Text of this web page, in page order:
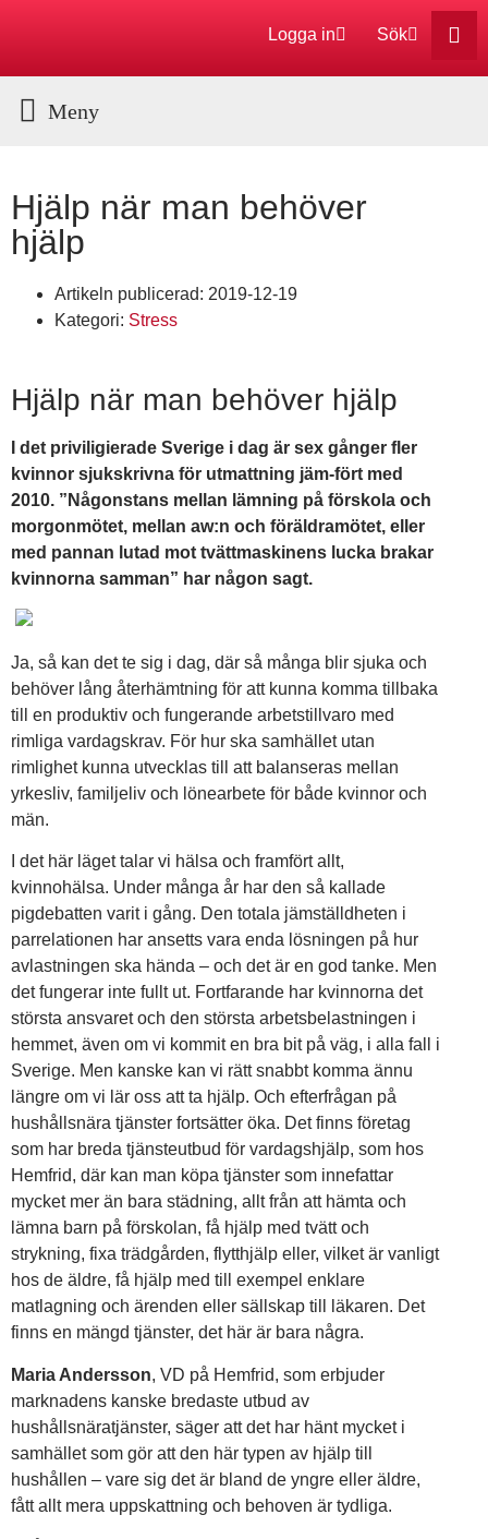
Logga in Sök
Hjälp när man behöver
hjälp
Artikeln publicerad: 2019-12-19
Kategori: Stress
Hjälp när man behöver hjälp
I det priviligierade Sverige i dag är sex gånger fler
kvinnor sjukskrivna för utmattning jäm-fört med
2010. ”Någonstans mellan lämning på förskola och
morgonmötet, mellan aw:n och föräldramötet, eller
med pannan lutad mot tvättmaskinens lucka brakar
kvinnorna samman” har någon sagt.
Ja, så kan det te sig i dag, där så många blir sjuka och
behöver lång återhämtning för att kunna komma tillbaka
till en produktiv och fungerande arbetstillvaro med
rimliga vardagskrav. För hur ska samhället utan
rimlighet kunna utvecklas till att balanseras mellan
yrkesliv, familjeliv och lönearbete för både kvinnor och
män.
I det här läget talar vi hälsa och framfört allt,
kvinnohälsa. Under många år har den så kallade
pigdebatten varit i gång. Den totala jämställdheten i
parrelationen har ansetts vara enda lösningen på hur
avlastningen ska hända – och det är en god tanke. Men
det fungerar inte fullt ut. Fortfarande har kvinnorna det
största ansvaret och den största arbetsbelastningen i
hemmet, även om vi kommit en bra bit på väg, i alla fall i
Sverige. Men kanske kan vi rätt snabbt komma ännu
längre om vi lär oss att ta hjälp. Och efterfrågan på
hushållsnära tjänster fortsätter öka. Det finns företag
som har breda tjänsteutbud för vardagshjälp, som hos
Hemfrid, där kan man köpa tjänster som innefattar
mycket mer än bara städning, allt från att hämta och
lämna barn på förskolan, få hjälp med tvätt och
strykning, fixa trädgården, flytthjälp eller, vilket är vanligt
hos de äldre, få hjälp med till exempel enklare
matlagning och ärenden eller sällskap till läkaren. Det
finns en mängd tjänster, det här är bara några.
Maria Andersson, VD på Hemfrid, som erbjuder
marknadens kanske bredaste utbud av
hushållsnäratjänster, säger att det har hänt mycket i
samhället som gör att den här typen av hjälp till
hushållen – vare sig det är bland de yngre eller äldre,
fått allt mera uppskattning och behoven är tydliga.